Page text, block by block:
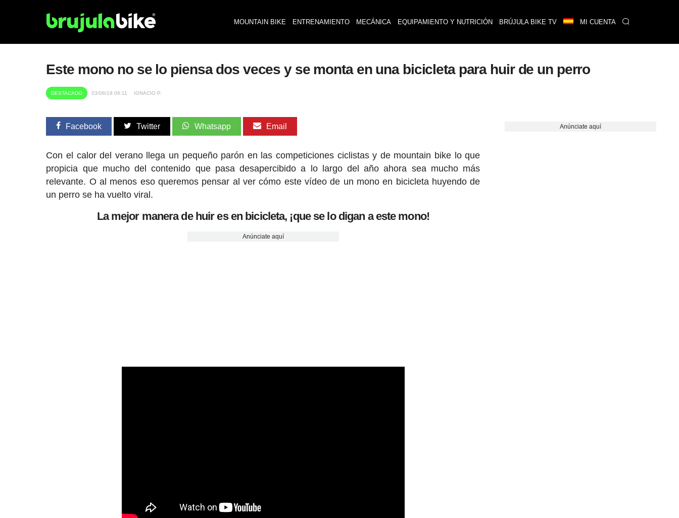
MOUNTAIN BIKE ENTRENAMIENTO MECÁNICA EQUIPAMIENTO Y NUTRICIÓN BRÚJULA BIKE TV MI CUENTA
Este mono no se lo piensa dos veces y se monta en una bicicleta para huir de un perro
DESTACADO 03/08/18 06:11 IGNACIO P.
Facebook Twitter Whatsapp Email
Con el calor del verano llega un pequeño parón en las competiciones ciclistas y de mountain bike lo que
propicia que mucho del contenido que pasa desapercibido a lo largo del año ahora sea mucho más
relevante. O al menos eso queremos pensar al ver cómo este vídeo de un mono en bicicleta huyendo de
un perro se ha vuelto viral.
La mejor manera de huir es en bicicleta, ¡que se lo digan a este mono!
Anúnciate aquí
Anúnciate aquí